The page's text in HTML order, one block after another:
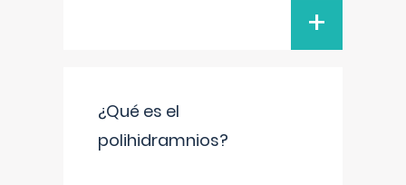
+
¿Qué es el
polihidramnios?